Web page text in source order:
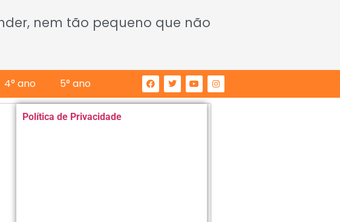
nem tão pequeno que não
4° ano 5° ano
Política de Privacidade